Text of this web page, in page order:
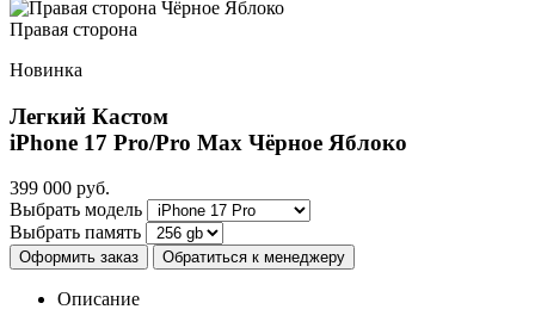
Правая сторона
Новинка
Легкий Кастом
iPhone 17 Pro/Pro Max Чёрное Яблоко
399 000 руб.
Выбрать модель
Выбрать память
Оформить заказ Обратиться к менеджеру
Описание